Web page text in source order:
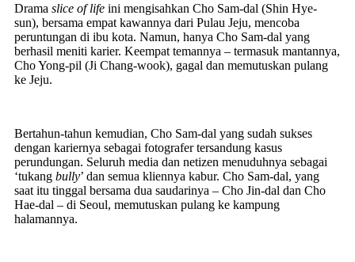
Drama slice of life ini mengisahkan Cho Sam-dal (Shin Hye-
sun), bersama empat kawannya dari Pulau Jeju, mencoba
peruntungan di ibu kota. Namun, hanya Cho Sam-dal yang
berhasil meniti karier. Keempat temannya – termasuk mantannya,
Cho Yong-pil (Ji Chang-wook), gagal dan memutuskan pulang
ke Jeju.
Bertahun-tahun kemudian, Cho Sam-dal yang sudah sukses
dengan kariernya sebagai fotografer tersandung kasus
perundungan. Seluruh media dan netizen menuduhnya sebagai
‘tukang bully’ dan semua kliennya kabur. Cho Sam-dal, yang
saat itu tinggal bersama dua saudarinya – Cho Jin-dal dan Cho
Hae-dal – di Seoul, memutuskan pulang ke kampung
halamannya.